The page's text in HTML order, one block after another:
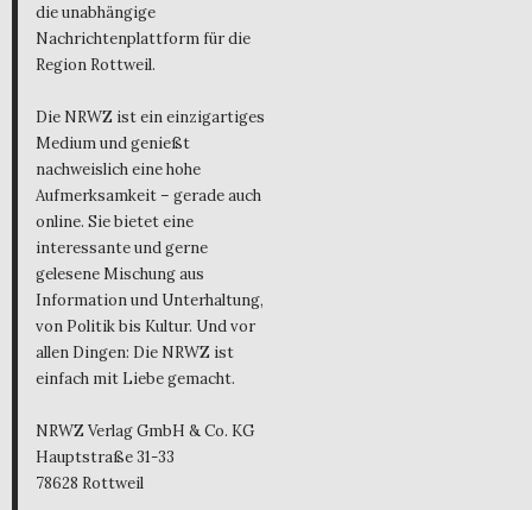
die unabhängige
Nachrichtenplattform für die
Region Rottweil.
Die NRWZ ist ein einzigartiges
Medium und genießt
nachweislich eine hohe
Aufmerksamkeit – gerade auch
online. Sie bietet eine
interessante und gerne
gelesene Mischung aus
Information und Unterhaltung,
von Politik bis Kultur. Und vor
allen Dingen: Die NRWZ ist
einfach mit Liebe gemacht.
NRWZ Verlag GmbH & Co. KG
Hauptstraße 31-33
78628 Rottweil